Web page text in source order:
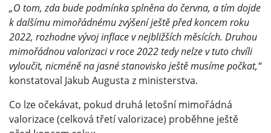
„O tom, zda bude podmínka splněna do června, a tím dojde
k dalšímu mimořádnému zvýšení ještě před koncem roku
2022, rozhodne vývoj inflace v nejbližších měsících. Druhou
mimořádnou valorizaci v roce 2022 tedy nelze v tuto chvíli
vyloučit, nicméně na jasné stanovisko ještě musíme počkat,“
konstatoval Jakub Augusta z ministerstva.
Co lze očekávat, pokud druhá letošní mimořádná
valorizace (celková třetí valorizace) proběhne ještě